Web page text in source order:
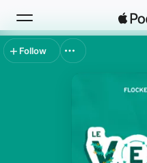
Search
Top Charts
Follow